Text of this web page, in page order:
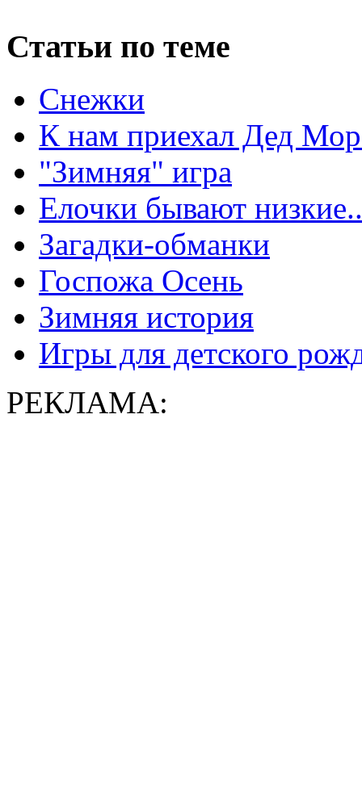
Статьи по теме
Снежки
К нам приехал Дед
"Зимняя" игра
Елочки бывают
Загадки-обманки
Госпожа Осень
Зимняя история
Игры для детского
РЕКЛАМА: